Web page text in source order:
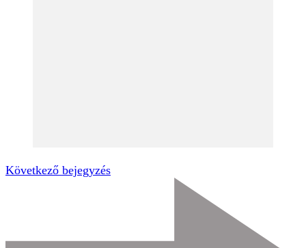
Következő bejegyzés